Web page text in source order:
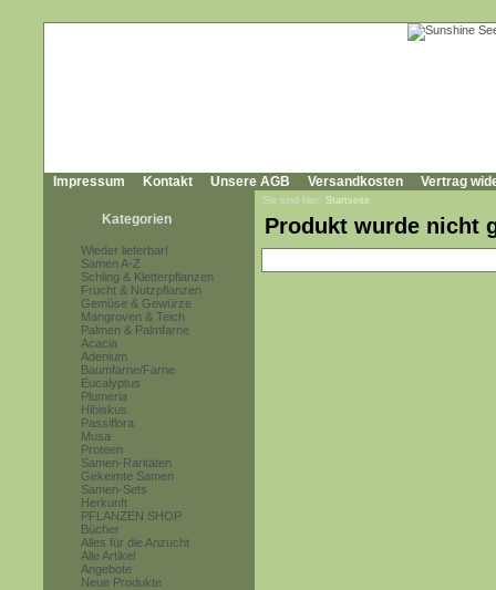
Impressum Kontakt Unsere AGB Versandkosten Vertrag
Kategorien
Wieder lieferbar!
Samen A-Z
Schling & Kletterpflanzen
Frucht & Nutzpflanzen
Gemüse & Gewürze
Mangroven & Teich
Palmen & Palmfarne
Acacia
Adenium
Baumfarne/Farne
Eucalyptus
Plumeria
Hibiskus
Passiflora
Musa
Proteen
Samen-Raritäten
Gekeimte Samen
Samen-Sets
Herkunft
PFLANZEN SHOP
Bücher
Alles für die Anzucht
Alle Artikel
Angebote
Neue Produkte
Sie sind hier: Startseite
Produkt wurde nicht